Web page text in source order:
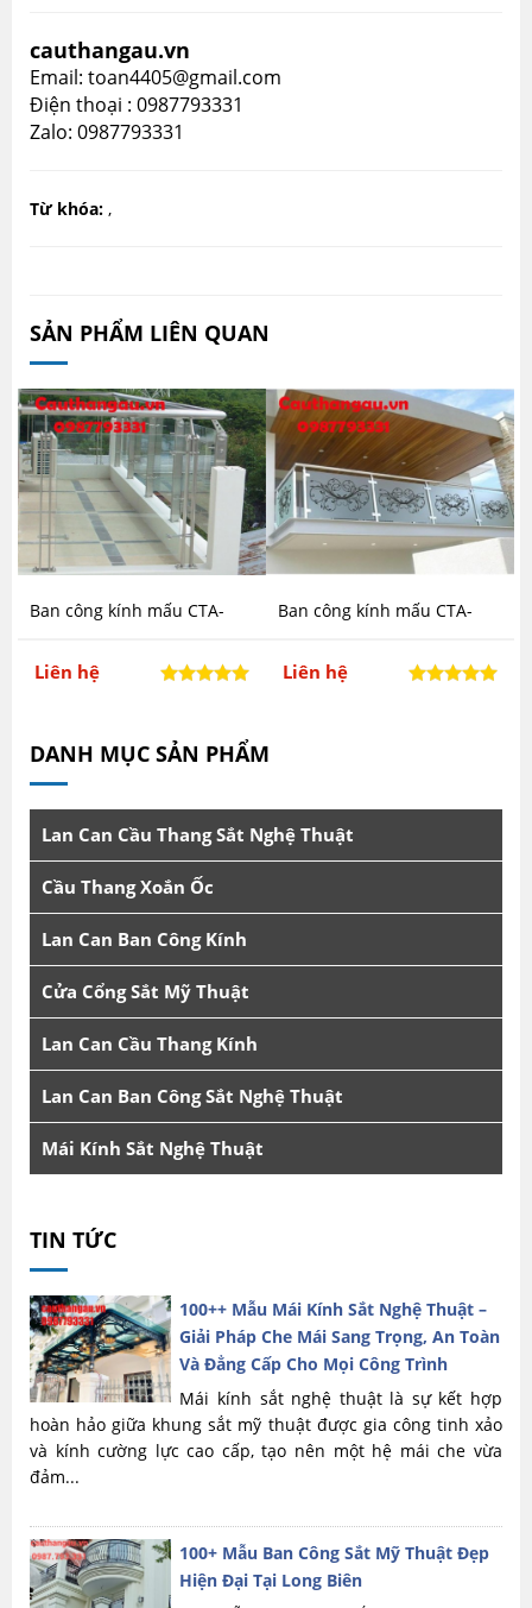
cauthangau.vn
Email: toan4405@gmail.com
Điện thoại : 0987793331
Zalo: 0987793331
Từ khóa: ,
SẢN PHẨM LIÊN QUAN
Ban công kính mấu CTA-
Liên hệ
Ban công kính mấu CTA-
Liên hệ
DANH MỤC SẢN PHẨM
Lan Can Cầu Thang Sắt Nghệ Thuật
Cầu Thang Xoắn Ốc
Lan Can Ban Công Kính
Cửa Cổng Sắt Mỹ Thuật
Lan Can Cầu Thang Kính
Lan Can Ban Công Sắt Nghệ Thuật
Mái Kính Sắt Nghệ Thuật
TIN TỨC
100++ Mẫu Mái Kính Sắt Nghệ Thuật –
Giải Pháp Che Mái Sang Trọng, An Toàn
Và Đẳng Cấp Cho Mọi Công Trình
Mái kính sắt nghệ thuật là sự kết hợp
hoàn hảo giữa khung sắt mỹ thuật được gia công tinh xảo
và kính cường lực cao cấp, tạo nên một hệ mái che vừa
đảm...
100+ Mẫu Ban Công Sắt Mỹ Thuật Đẹp
Hiện Đại Tại Long Biên